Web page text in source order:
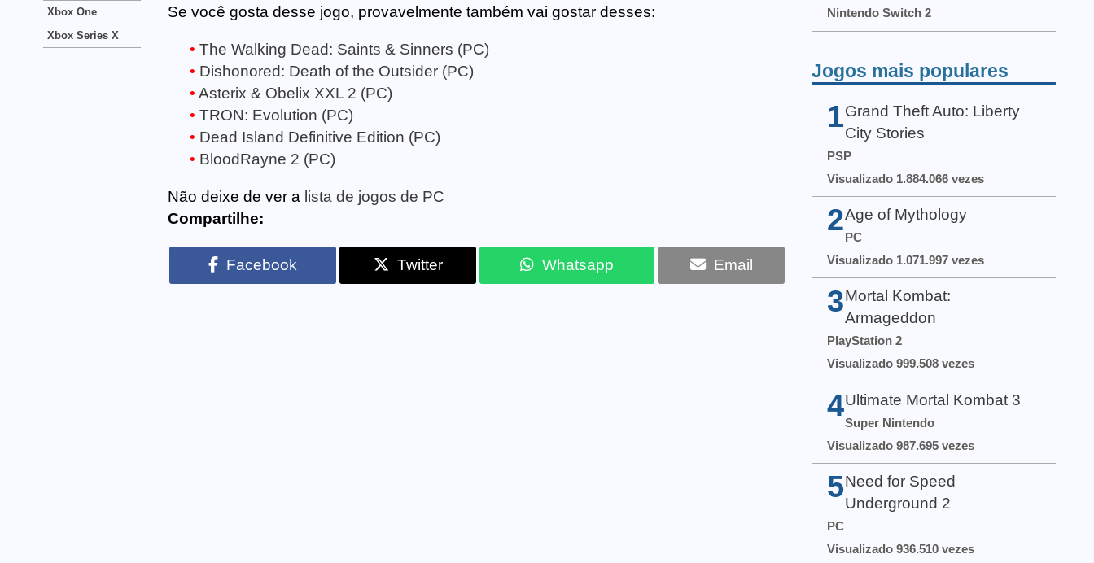
Se você gosta desse jogo, provavelmente também vai gostar desses:
The Walking Dead: Saints & Sinners (PC)
Dishonored: Death of the Outsider (PC)
Asterix & Obelix XXL 2 (PC)
TRON: Evolution (PC)
Dead Island Definitive Edition (PC)
BloodRayne 2 (PC)
Não deixe de ver a lista de jogos de PC
Compartilhe:
Facebook Twitter Whatsapp Email
Xbox One
Xbox Series X
Nintendo Switch 2
Jogos mais populares
1 Grand Theft Auto: Liberty
City Stories
PSP
Visualizado 1.884.066 vezes
2Age of Mythology
PC
Visualizado 1.071.997 vezes
3 Mortal Kombat:
Armageddon
PlayStation 2
Visualizado 999.508 vezes
4 Ultimate Mortal Kombat 3
Super Nintendo
Visualizado 987.695 vezes
5 Need for Speed
Underground 2
PC
Visualizado 936.510 vezes